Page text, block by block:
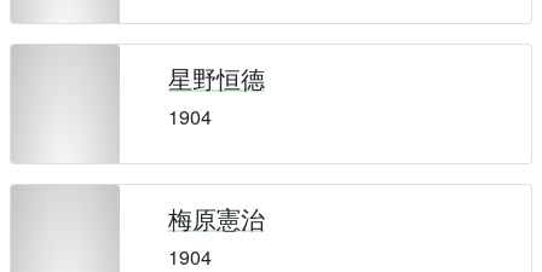
星野恒德
1904
梅原憲治
1904